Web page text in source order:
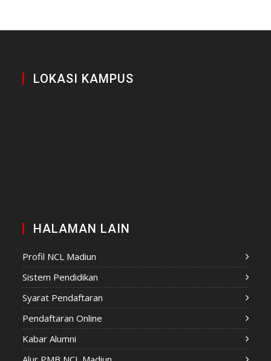
LOKASI KAMPUS
HALAMAN LAIN
Profil NCL Madiun
Sistem Pendidikan
Syarat Pendaftaran
Pendaftaran Online
Kabar Alumni